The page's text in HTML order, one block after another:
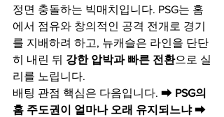
정면 충돌하는 빅매치입니다. PSG는 홈
에서 점유와 창의적인 공격 전개로 경기
를 지배하려 하고, 뉴캐슬은 라인을 단단
히 내린 뒤 강한 압박과 빠른 전환으로 실
리를 노립니다.
배팅 관점 핵심은 다음입니다. ➡ PSG의
홈 주도권이 얼마나 오래 유지되느냐 ➡